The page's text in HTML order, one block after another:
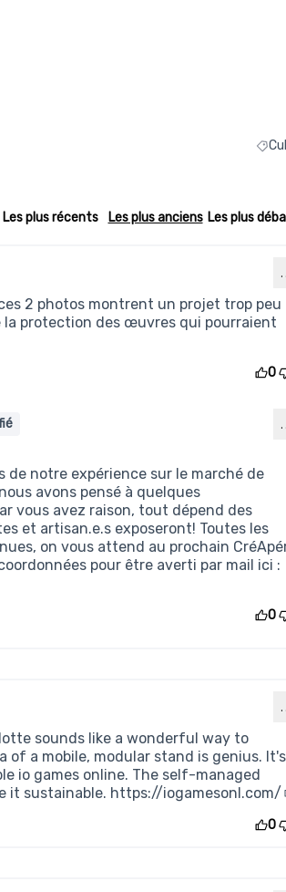
Les plus récents Les plus anciens Les plus
2 photos montrent un projet trop peu
protection des œuvres qui pourraient
0
de notre expérience sur le marché de
avons pensé à quelques
vous avez raison, tout dépend des
et artisan.e.s exposeront! Toutes les
on vous attend au prochain
pour être averti par mail ici :
0
sounds like a wonderful way to
of a mobile, modular stand is genius. It's
io games online. The self-managed
it sustainable. https://iogamesonl.com/
0